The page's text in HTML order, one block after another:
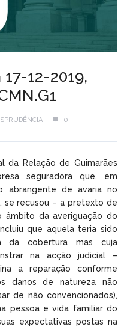
12-2019,
0
da Relação de Guimarães
seguradora que, em
abrangente de avaria no
se recusou – a pretexto de
âmbito da averiguação do
que aquela teria sido
da cobertura mas cuja
na acção judicial –
a reparação conforme
danos de natureza não
de não convencionados),
pessoa e vida familiar do
expectativas postas na